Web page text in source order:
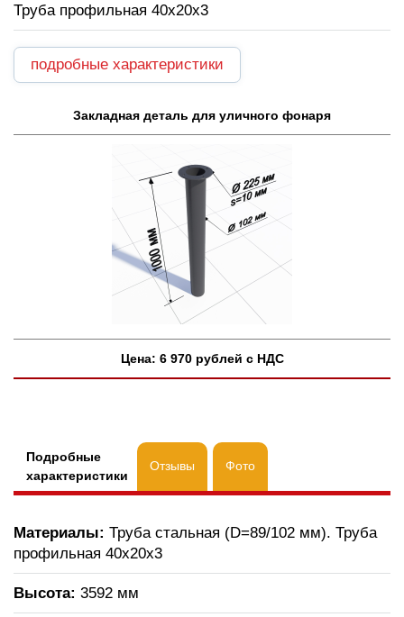
Труба профильная 40х20х3
подробные характеристики
Закладная деталь для уличного фонаря
Цена: 6 970рублей с НДС
Подробные
характеристики
Отзывы Фото
Материалы: Труба стальная (D=89/102 мм). Труба
профильная 40х20х3
Высота: 3592 мм